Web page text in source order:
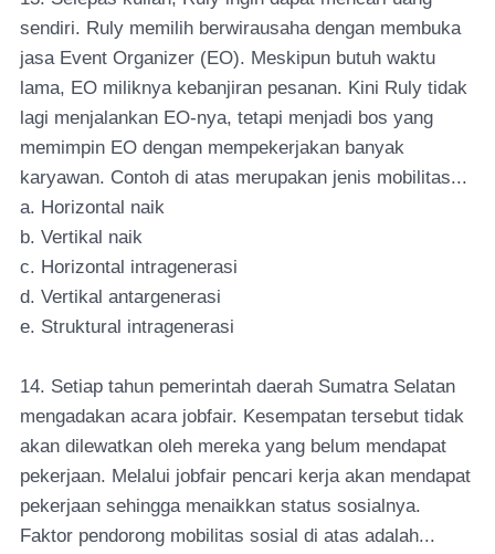
sendiri. Ruly memilih berwirausaha dengan membuka
jasa Event Organizer (EO). Meskipun butuh waktu
lama, EO miliknya kebanjiran pesanan. Kini Ruly tidak
lagi menjalankan EO-nya, tetapi menjadi bos yang
memimpin EO dengan mempekerjakan banyak
karyawan. Contoh di atas merupakan jenis mobilitas...
a. Horizontal naik
b. Vertikal naik
c. Horizontal intragenerasi
d. Vertikal antargenerasi
e. Struktural intragenerasi
14. Setiap tahun pemerintah daerah Sumatra Selatan
mengadakan acara jobfair. Kesempatan tersebut tidak
akan dilewatkan oleh mereka yang belum mendapat
pekerjaan. Melalui jobfair pencari kerja akan mendapat
pekerjaan sehingga menaikkan status sosialnya.
Faktor pendorong mobilitas sosial di atas adalah...